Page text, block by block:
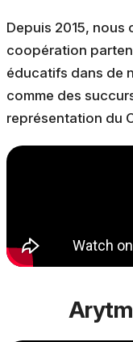
Depuis 2015,
coopération
éducatifs dans de
comme des
représentation du